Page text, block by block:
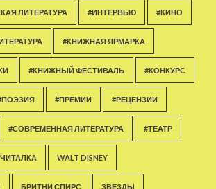
ЛИТЕРАТУРА #ИНТЕРВЬЮ #КИНО
#КНИЖНАЯ ЯРМАРКА
#КНИЖНЫЙ ФЕСТИВАЛЬ #КОНКУРС
#ПРЕМИИ #РЕЦЕНЗИИ
#СОВРЕМЕННАЯ ЛИТЕРАТУРА #ТЕАТР
WALT DISNEY
БРИТНИ СПИРС ЗВЕЗДЫ